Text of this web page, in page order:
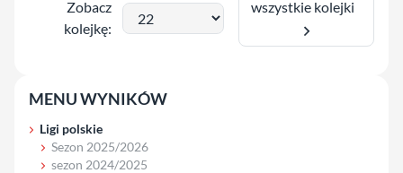
Zobacz
kolejkę:
wszystkie kolejki
MENU WYNIKÓW
Ligi polskie
Sezon 2025/2026
sezon 2024/2025